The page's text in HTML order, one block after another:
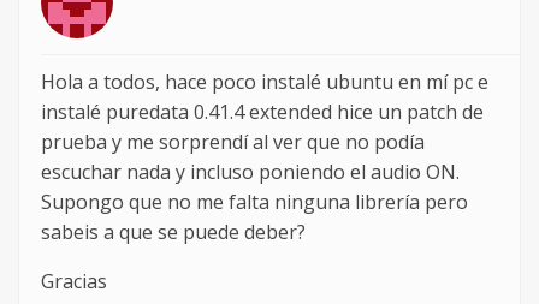
Hola a todos, hace poco instalé ubuntu en mí pc e
instalé puredata 0.41.4 extended hice un patch de
prueba y me sorprendí al ver que no podía
escuchar nada y incluso poniendo el audio ON.
Supongo que no me falta ninguna librería pero
sabeis a que se puede deber?
Gracias